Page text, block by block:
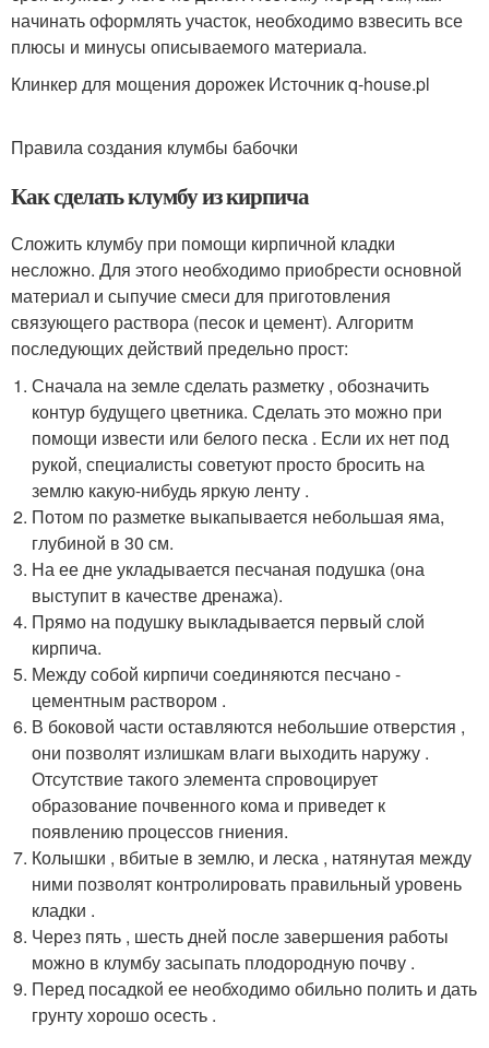
начинать оформлять участок, необходимо взвесить все
плюсы и минусы описываемого материала.
Клинкер для мощения дорожек Источник q-house.pl
Правила создания клумбы бабочки
Как сделать клумбу из кирпича
Сложить клумбу при помощи кирпичной кладки
несложно. Для этого необходимо приобрести основной
материал и сыпучие смеси для приготовления
связующего раствора (песок и цемент). Алгоритм
последующих действий предельно прост:
Сначала на земле сделать разметку , обозначить
контур будущего цветника. Сделать это можно при
помощи извести или белого песка . Если их нет под
рукой, специалисты советуют просто бросить на
землю какую-нибудь яркую ленту .
Потом по разметке выкапывается небольшая яма,
глубиной в 30 см.
На ее дне укладывается песчаная подушка (она
выступит в качестве дренажа).
Прямо на подушку выкладывается первый слой
кирпича.
Между собой кирпичи соединяются песчано -
цементным раствором .
В боковой части оставляются небольшие отверстия ,
они позволят излишкам влаги выходить наружу .
Отсутствие такого элемента спровоцирует
образование почвенного кома и приведет к
появлению процессов гниения.
Колышки , вбитые в землю, и леска , натянутая между
ними позволят контролировать правильный уровень
кладки .
Через пять , шесть дней после завершения работы
можно в клумбу засыпать плодородную почву .
Перед посадкой ее необходимо обильно полить и дать
грунту хорошо осесть .